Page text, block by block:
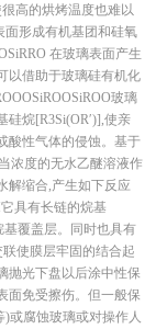
高的烘烤温度也难以
面形成有机基团和硅氧
在玻璃表面产生
以借助于玻璃硅有机化
玻璃
烷[R3Si(OR′)],使亲
酸性气体的侵蚀。基于
浓度的无水乙醚溶液作
解缩合,产生如下反应
具有长链的烷基
覆盖层。同时也具有
使膜层牢固的结合起
抛光下盘以后涂中性保
面免受擦伤。但一般保
或腐蚀玻璃或对操作人